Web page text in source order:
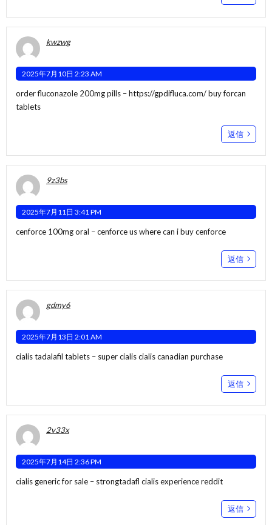
kwzwg
2025年7月10日 2:23 AM
order fluconazole 200mg pills –https://gpdifluca.com/buy forcan
tablets
返信
9z3bs
2025年7月11日 3:41 PM
cenforce 100mg oral –cenforce uswhere can i buy cenforce
返信
gdmy6
2025年7月13日 2:01 AM
cialis tadalafil tablets – super cialiscialis canadian purchase
返信
2v33x
2025年7月14日 2:36 PM
cialis generic for sale – strongtadafl cialis experience reddit
返信